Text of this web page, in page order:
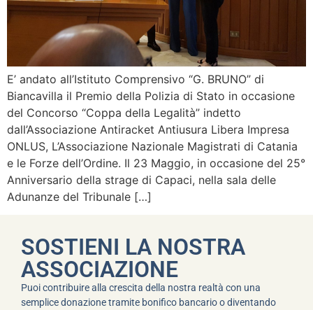
E’ andato all’Istituto Comprensivo “G. BRUNO” di
Biancavilla il Premio della Polizia di Stato in occasione
del Concorso “Coppa della Legalità” indetto
dall’Associazione Antiracket Antiusura Libera Impresa
ONLUS, L’Associazione Nazionale Magistrati di Catania
e le Forze dell’Ordine. Il 23 Maggio, in occasione del 25°
Anniversario della strage di Capaci, nella sala delle
Adunanze del Tribunale […]
SOSTIENI LA NOSTRA
ASSOCIAZIONE
Puoi contribuire alla crescita della nostra realtà con una
semplice donazione tramite bonifico bancario o diventando